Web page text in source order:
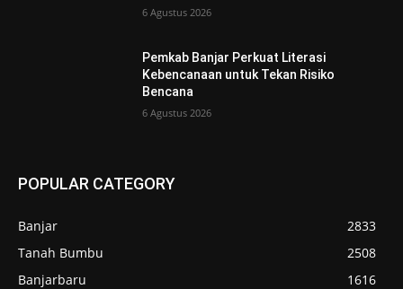
6 Agustus 2026
Pemkab Banjar Perkuat Literasi
Kebencanaan untuk Tekan Risiko
Bencana
6 Agustus 2026
POPULAR CATEGORY
Banjar
2833
Tanah Bumbu
2508
Banjarbaru
1616